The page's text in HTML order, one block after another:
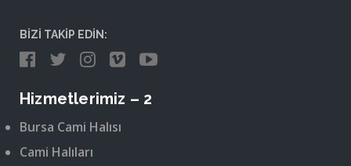
BİZİ TAKİP EDİN:
Hizmetlerimiz – 2
Bursa Cami Halısı
Cami Halıları